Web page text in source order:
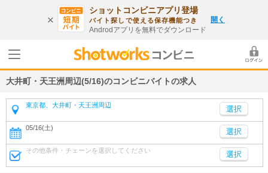
ショットコンビニアプリ登場
バイト探しで使える保存機能つき
Androdアプリを無料でダウンロード
開く
大井町・天王洲周辺(5/16)のコンビニバイトの求人
東京都、大井町・天王洲周辺
05/16(土) 選択
その他条件・チェーンを選択してください 選択